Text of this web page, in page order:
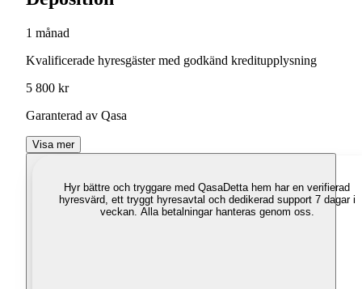
1 månad
Kvalificerade hyresgäster med godkänd kreditupplysning
5 800 kr
Garanterad av Qasa
Visa mer
Hyr bättre och tryggare med QasaDetta hem har en verifierad
hyresvärd, ett tryggt hyresavtal och dedikerad support 7 dagar i
veckan. Alla betalningar hanteras genom oss.